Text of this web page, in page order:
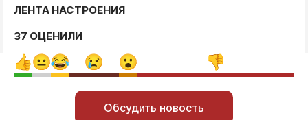
ЛЕНТА НАСТРОЕНИЯ
37 ОЦЕНИЛИ
Обсудить новость